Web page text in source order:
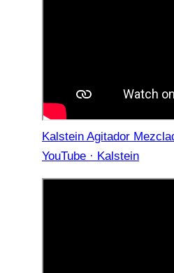
Kalstein Agitador
YouTube · Kalstein